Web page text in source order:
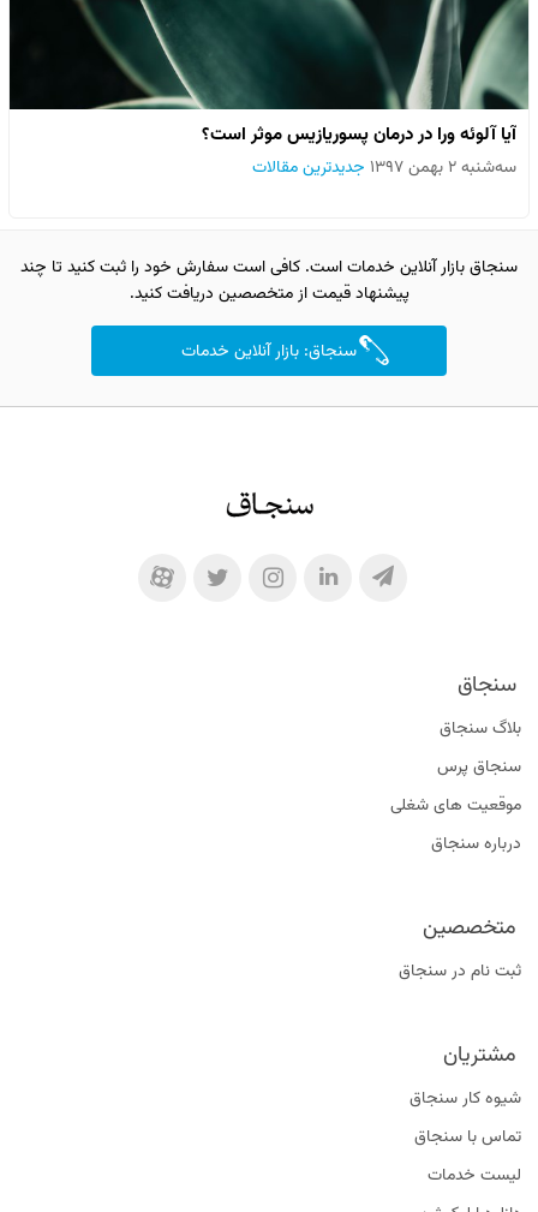
آیا آلوئه ورا در درمان پسوریازیس موثر است؟
سه‌شنبه ۲ بهمن ۱۳۹۷ جدیدترین مقالات
سنجاق بازار آنلاین خدمات است. کافی است سفارش خود را ثبت کنید تا چند
پیشنهاد قیمت از متخصصین دریافت کنید.
سنجاق: بازار آنلاین خدمات
سنجاق
بلاگ سنجاق
سنجاق پرس
موقعیت‌ های شغلی
درباره سنجاق
متخصصین
ثبت نام در سنجاق
مشتریان
شیوه کار سنجاق
تماس با سنجاق
لیست خدمات